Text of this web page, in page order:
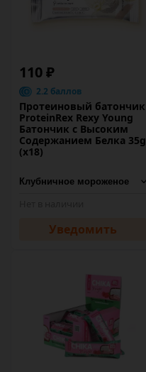
110 ₽
2.2 баллов
Протеиновый батончик
ProteinRex Rexy Young
Батончик с Высоким
Содержанием Белка 35g
(х18)
Уведомить